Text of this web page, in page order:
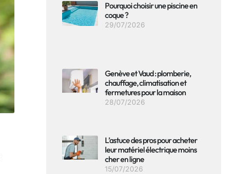
Pourquoi choisir une piscine en
coque ?
29/07/2026
Genève et Vaud : plomberie,
chauffage, climatisation et
fermetures pour la maison
28/07/2026
L’astuce des pros pour acheter
leur matériel électrique moins
cher en ligne
15/07/2026